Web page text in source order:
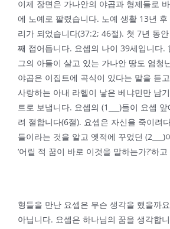
이제 장면은 가나안의 야곱과 형제들로
에 노예로 팔렸습니다. 노예 생활 13년
리가 되었습니다(37:2; 46절). 첫 7년 동
째 접어듭니다. 요셉의 나이 39세입니다.
그의 아들이 살고 있는 가나안 땅도 엄청
야곱은 이집트에 곡식이 있다는 말을 듣
사랑하는 아내 라헬이 낳은 베냐민만 남
트로 보냅니다. 요셉의 (1___)들이 요셉
려 절합니다(6절). 요셉은 자신을 죽이려
들이라는 것을 알고 옛적에 꾸었던 (2___)
‘어릴 적 꿈이 바로 이것을 말하는가?’하
형들을 만난 요셉은 무슨 생각을 했을까
아닙니다. 요셉은 하나님의 꿈을 생각합